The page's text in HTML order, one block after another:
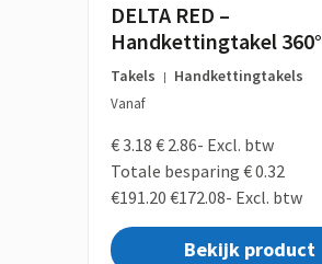
DELTA RED –
Handkettingtakel 360°
Takels Handkettingtakels
Vanaf
€ 3.18 € 2.86- Excl. btw
Totale besparing € 0.32
€191.20 €172.08- Excl. btw
Bekijk product